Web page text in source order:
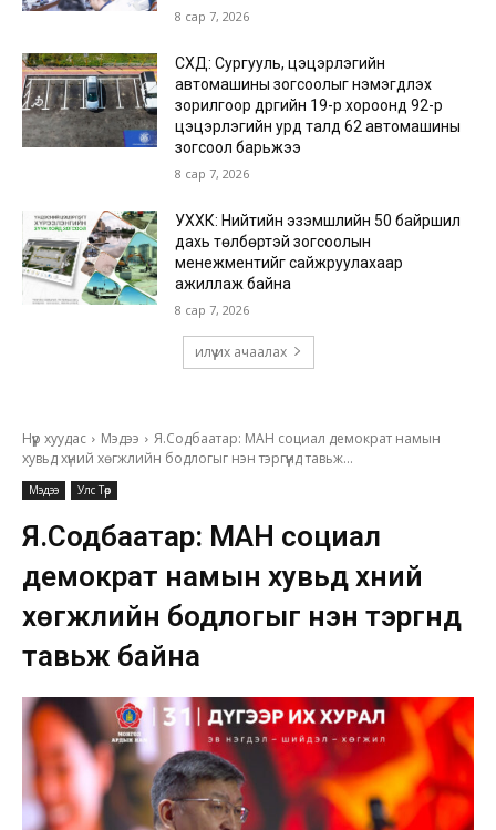
8 сар 7, 2026
СХД: Сургууль, цэцэрлэгийн
автомашины зогсоолыг нэмэгдүүлэх
зорилгоор дүүргийн 19-р хороонд 92-р
цэцэрлэгийн урд талд 62 автомашины
зогсоол барьжээ
8 сар 7, 2026
УХХК: Нийтийн эзэмшлийн 50 байршил
дахь төлбөртэй зогсоолын
менежментийг сайжруулахаар
ажиллаж байна
8 сар 7, 2026
илүү их ачаалах